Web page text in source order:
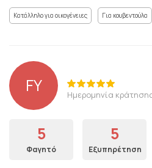
Κατάλληλο για οικογένειες Για κουβεντούλα
FY Ημερομηνία
5
Φαγητό
5
Εξυπηρέτηση